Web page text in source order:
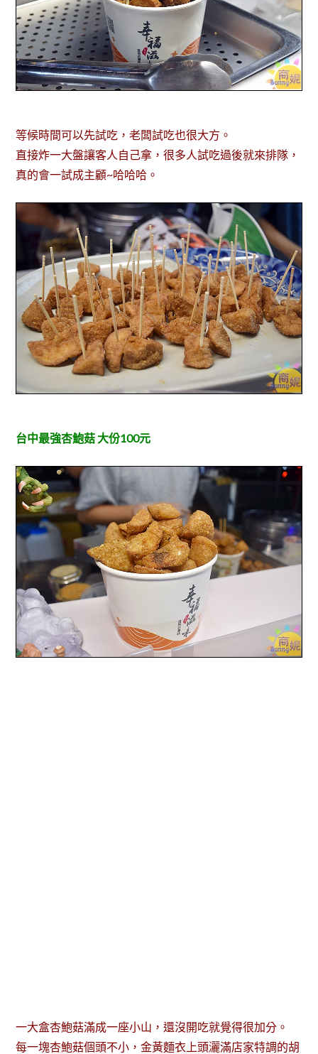
等候時間可以先試吃，老闆試吃也很大方。
直接炸一大盤讓客人自己拿，很多人試吃過後就來排隊，
真的會一試成主顧~哈哈哈。
台中最強杏鮑菇 大份100元
一大盒杏鮑菇滿成一座小山，還沒開吃就覺得很加分。
每一塊杏鮑菇個頭不小，金黃麵衣上頭灑滿店家特調的胡